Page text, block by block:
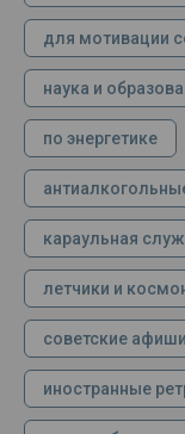
для мотивации
наука и
по энергетике
караульная
летчики и
советские афиши
иностранные